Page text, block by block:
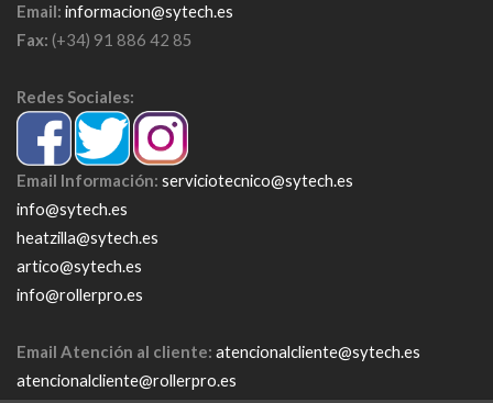
Email: informacion@sytech.es
Fax: (+34) 91 886 42 85
Redes Sociales:
Email Información: serviciotecnico@sytech.es
info@sytech.es
heatzilla@sytech.es
artico@sytech.es
info@rollerpro.es
Email Atención al cliente: atencionalcliente@sytech.es
atencionalcliente@rollerpro.es